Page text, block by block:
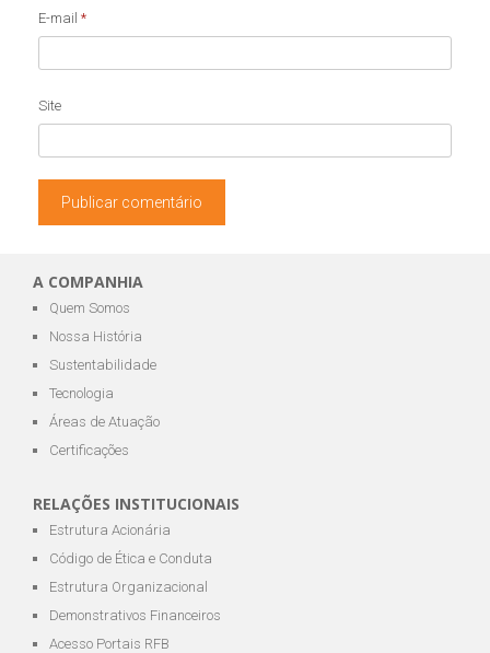
E-mail *
Site
A COMPANHIA
Quem Somos
Nossa História
Sustentabilidade
Tecnologia
Áreas de Atuação
Certificações
RELAÇÕES INSTITUCIONAIS
Estrutura Acionária
Código de Ética e Conduta
Estrutura Organizacional
Demonstrativos Financeiros
Acesso Portais RFB